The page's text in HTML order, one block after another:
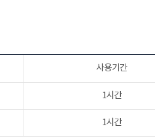
사용기간
1시간
1시간